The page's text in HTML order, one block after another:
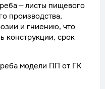
– листы пищевого
производства,
и гниению, что
конструкции, срок
модели ПП от ГК